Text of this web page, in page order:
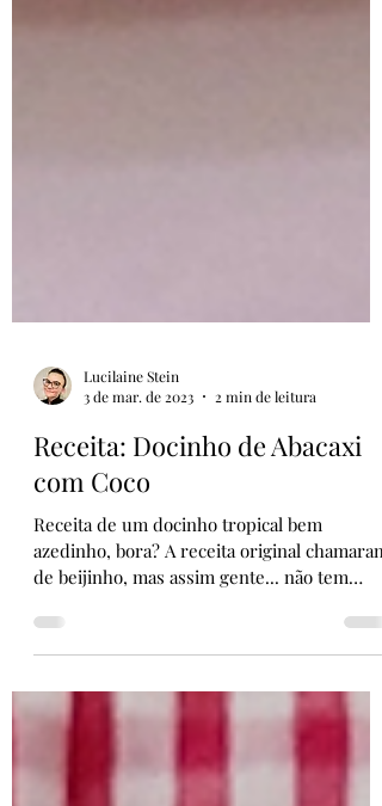
Lucilaine Stein
3 de mar. de 2023
2 min de leitura
Receita: Docinho de Abacaxi
com Coco
Receita de um docinho tropical bem
azedinho, bora? A receita original chamaram